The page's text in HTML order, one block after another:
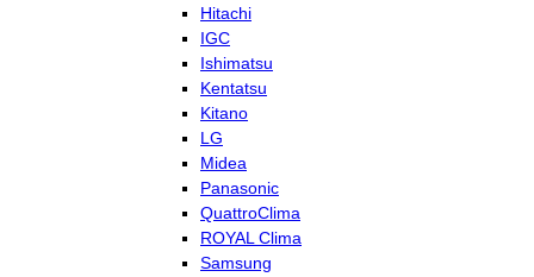
Hitachi
IGC
Ishimatsu
Kentatsu
Kitano
LG
Midea
Panasonic
QuattroClima
ROYAL Clima
Samsung